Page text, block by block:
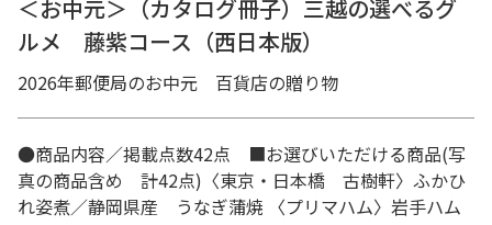
＜お中元＞（カタログ冊子）三越の選べるグ
ルメ 藤紫コース（西日本版）
2026年郵便局のお中元 百貨店の贈り物
●商品内容／掲載点数42点 ■お選びいただける商品(写
真の商品含め 計42点)〈東京・日本橋 古樹軒〉ふかひ
れ姿煮／静岡県産 うなぎ蒲焼 〈プリマハム〉岩手ハム